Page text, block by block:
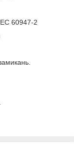
60947-2